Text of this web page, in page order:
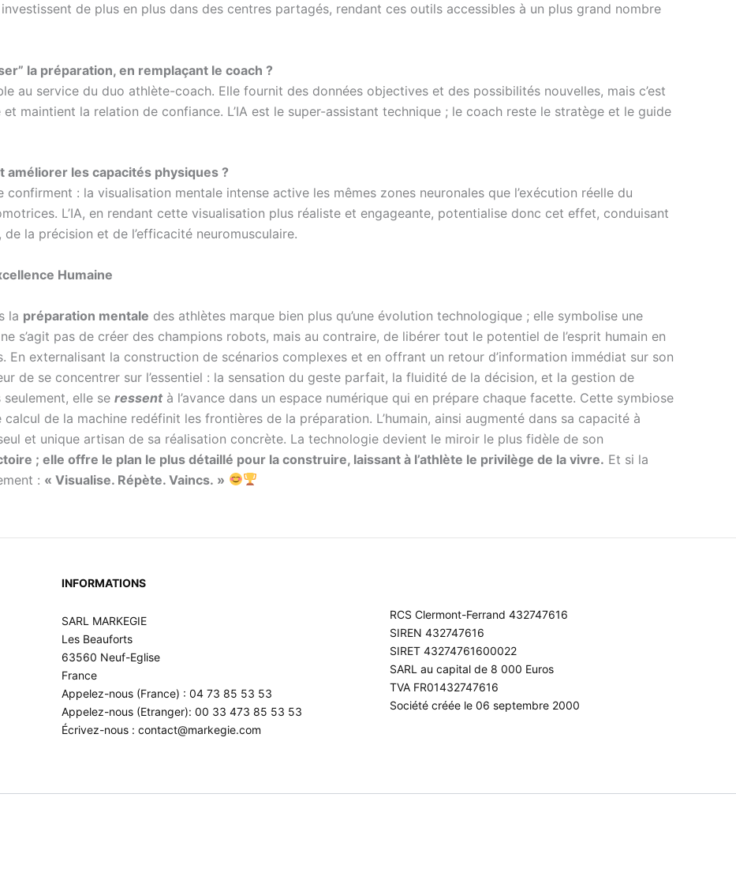
de plus en plus dans des centres partagés, rendant ces outils accessibles à un plus grand nombre
la préparation, en remplaçant le coach ?
au service du duo athlète-coach. Elle fournit des données objectives et des possibilités nouvelles, mais c’est
maintient la relation de confiance. L’IA est le super-assistant technique ; le coach reste le stratège et le guide
améliorer les capacités physiques ?
confirment : la visualisation mentale intense active les mêmes zones neuronales que l’exécution réelle du
L’IA, en rendant cette visualisation plus réaliste et engageante, potentialise donc cet effet, conduisant
la précision et de l’efficacité neuromusculaire.
Humaine
la préparation mentale des athlètes marque bien plus qu’une évolution technologique ; elle symbolise une
s’agit pas de créer des champions robots, mais au contraire, de libérer tout le potentiel de l’esprit humain en
En externalisant la construction de scénarios complexes et en offrant un retour d’information immédiat sur son
de se concentrer sur l’essentiel : la sensation du geste parfait, la fluidité de la décision, et la gestion de
elle se ressentà l’avance dans un espace numérique qui en prépare chaque facette. Cette symbiose
calcul de la machine redéfinit les frontières de la préparation. L’humain, ainsi augmenté dans sa capacité à
et unique artisan de sa réalisation concrète. La technologie devient le miroir le plus fidèle de son
; elle offre le plan le plus détaillé pour la construire, laissant à l’athlète le privilège de la vivre. Et si la
: « Visualise. Répète. Vaincs. »
INFORMATIONS
SARL MARKEGIE
Les Beauforts
63560 Neuf-Eglise
France
Appelez-nous (France) : 04 73 85 53 53
Appelez-nous (Etranger): 00 33 473 85 53 53
Écrivez-nous : contact@markegie.com
RCS Clermont-Ferrand 432747616
SIREN 432747616
SIRET 43274761600022
SARL au capital de 8 000 Euros
TVA FR01432747616
Société créée le 06 septembre 2000